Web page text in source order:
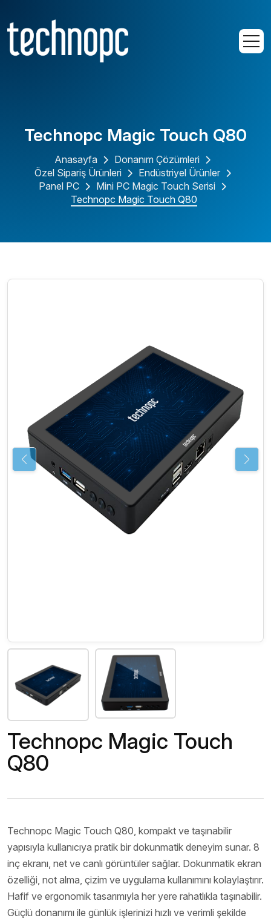
Technopc Magic Touch Q80
Anasayfa Donanım Çözümleri
Özel Sipariş Ürünleri
Endüstriyel Ürünler
Panel PC
Mini PC Magic Touch Serisi
Technopc Magic Touch Q80
Technopc Magic Touch
Q80
Technopc Magic Touch Q80, kompakt ve taşınabilir
yapısıyla kullanıcıya pratik bir dokunmatik deneyim sunar. 8
inç ekranı, net ve canlı görüntüler sağlar. Dokunmatik ekran
özelliği, not alma, çizim ve uygulama kullanımını kolaylaştırır.
Hafif ve ergonomik tasarımıyla her yere rahatlıkla taşınabilir.
Güçlü donanımı ile günlük işlerinizi hızlı ve verimli şekilde